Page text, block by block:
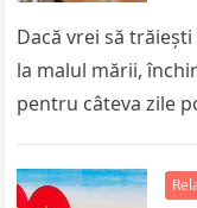
Dacă vrei să
la malul mării,
pentru câteva zile